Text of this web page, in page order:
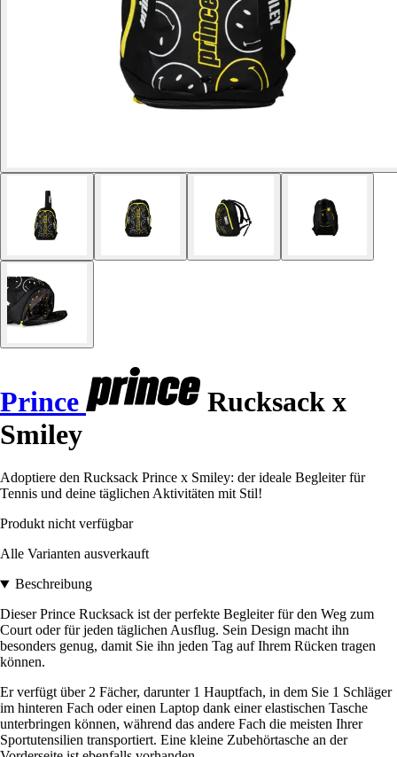
Prince
Rucksack x
Smiley
Adoptiere den Rucksack Prince x Smiley: der ideale Begleiter für
Tennis und deine täglichen Aktivitäten mit Stil!
Produkt nicht verfügbar
Alle Varianten ausverkauft
Beschreibung
Dieser Prince Rucksack ist der perfekte Begleiter für den Weg zum
Court oder für jeden täglichen Ausflug. Sein Design macht ihn
besonders genug, damit Sie ihn jeden Tag auf Ihrem Rücken tragen
können.
Er verfügt über 2 Fächer, darunter 1 Hauptfach, in dem Sie 1 Schläger
im hinteren Fach oder einen Laptop dank einer elastischen Tasche
unterbringen können, während das andere Fach die meisten Ihrer
Sportutensilien transportiert. Eine kleine Zubehörtasche an der